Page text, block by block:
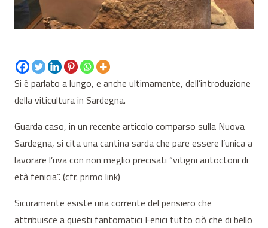
Si è parlato a lungo, e anche ultimamente, dell’introduzione
della viticultura in Sardegna.
Guarda caso, in un recente articolo comparso sulla Nuova
Sardegna, si cita una cantina sarda che pare essere l’unica a
lavorare l’uva con non meglio precisati “vitigni autoctoni di
età fenicia”. (cfr. primo link)
Sicuramente esiste una corrente del pensiero che
attribuisce a questi fantomatici Fenici tutto ciò che di bello